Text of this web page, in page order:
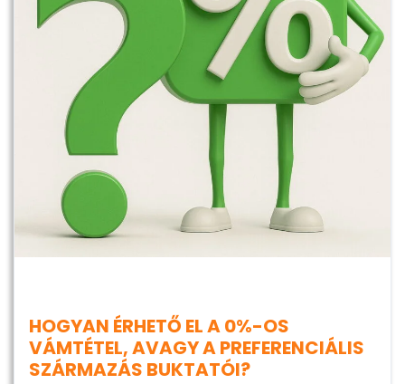
HOGYAN ÉRHETŐ EL A 0%-OS
VÁMTÉTEL, AVAGY A PREFERENCIÁLIS
SZÁRMAZÁS BUKTATÓI?